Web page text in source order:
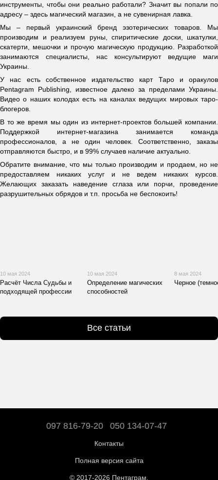
инструменты, чтобы они реально работали? Значит вы попали по
адресу – здесь магический магазин, а не сувенирная лавка.
Мы – первый украинский бренд эзотерических товаров. Мы
производим и реализуем руны, спиритические доски, шкатулки,
скатерти, мешочки и прочую магическую продукцию. Разработкой
занимаются специалисты, нас консультируют ведущие маги
Украины.
У нас есть собственное издательство карт Таро и оракулов
Pentagram Publishing, известное далеко за пределами Украины.
Видео о наших колодах есть на каналах ведущих мировых таро-
блогеров.
В то же время мы один из интернет-проектов большей компании.
Поддержкой интернет-магазина занимается команда
профессионалов, а не один человек. Соответственно, заказы
отправляются быстро, и в 99% случаев наличие актуально.
Обратите внимание, что мы только производим и продаем, но не
предоставляем никаких услуг и не ведем никаких курсов.
Желающих заказать наведение сглаза или порчи, проведение
разрушительных обрядов и т.п. просьба не беспокоить!
10 мая 2024
Расчёт Числа Судьбы и
подходящей профессии
10 мая 2024
Определение магических
способностей
8 мая 2024
Черное
Все статьи
097 816-79-20 050 134-07-47
Контакты
Полная версия сайта
© 2017-2026 Пентаграм.